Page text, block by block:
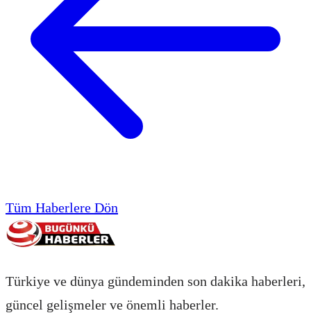
Tüm Haberlere Dön
Türkiye ve dünya gündeminden son dakika haberleri,
güncel gelişmeler ve önemli haberler.